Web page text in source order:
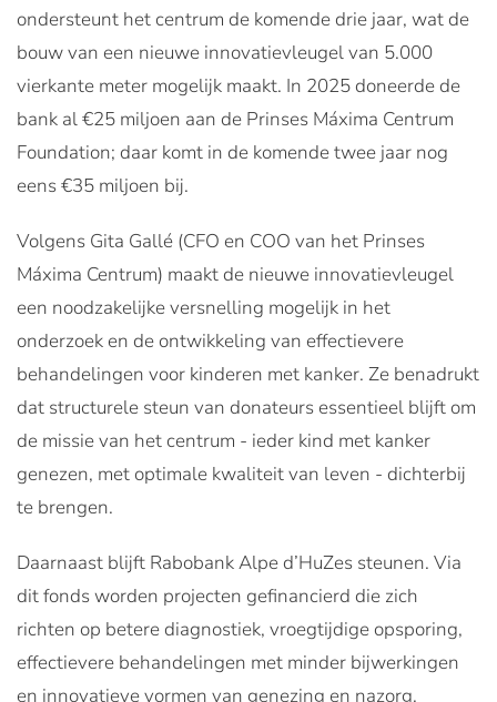
ondersteunt het centrum de komende drie jaar, wat de
bouw van een nieuwe innovatievleugel van 5.000
vierkante meter mogelijk maakt. In 2025 doneerde de
bank al €25 miljoen aan de Prinses Máxima Centrum
Foundation; daar komt in de komende twee jaar nog
eens €35 miljoen bij.
Volgens Gita Gallé (CFO en COO van het Prinses
Máxima Centrum) maakt de nieuwe innovatievleugel
een noodzakelijke versnelling mogelijk in het
onderzoek en de ontwikkeling van effectievere
behandelingen voor kinderen met kanker. Ze benadrukt
dat structurele steun van donateurs essentieel blijft om
de missie van het centrum - ieder kind met kanker
genezen, met optimale kwaliteit van leven - dichterbij
te brengen.
Daarnaast blijft Rabobank Alpe d’HuZes steunen. Via
dit fonds worden projecten gefinancierd die zich
richten op betere diagnostiek, vroegtijdige opsporing,
effectievere behandelingen met minder bijwerkingen
en innovatieve vormen van genezing en nazorg.